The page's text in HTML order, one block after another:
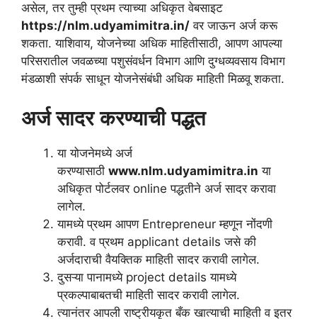
असेल, तर तुम्ही प्रथम त्याच्या अधिकृत वेबसाइट
https://nlm.udyamimitra.in/ वर जाऊन अर्ज करू
शकता. याशिवाय, योजनेच्या अधिक माहितीसाठी, आपण आपल्या
परिसरातील जवळच्या पशुसंवर्धन विभाग आणि दुग्धव्यवसाय विभाग
मंडळाशी संपर्क साधून योजनेसंबंधी अधिक माहिती मिळवू शकता.
अर्ज सादर करण्याची पद्धत
या योजनेमध्ये अर्ज
करण्यासाठी www.nlm.udyamimitra.in या
अधिकृत पोर्टलवर onlineपद्धतीने अर्ज सादर करावा
लागेल.
यामध्ये प्रथम आपण Entrepreneurम्हणून नोंदणी
करावी. व प्रथम applicant detailsजसे की
अर्जदाराची वैयक्तिक माहिती सादर करावी लागेल.
दुसऱ्या पानामध्ये project detailsयामध्ये
प्रकल्पाबाबतची माहिती सादर करावी लागेल.
त्यानंतर आपली राष्ट्रीयकृत बँक खात्याची माहिती व इतर